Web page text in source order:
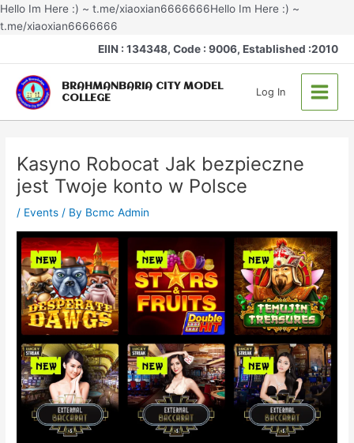
Hello Im Here :) ~ t.me/xiaoxian6666666Hello Im Here :) ~
t.me/xiaoxian6666666
Skip
content
EIIN : 134348, Code : 9006, Established :2010
BRAHMANBARIA CITY MODEL
COLLEGE
Log In
Main
Menu
Kasyno Robocat Jak bezpieczne
jest Twoje konto w Polsce
/ Events / By Bcmc Admin